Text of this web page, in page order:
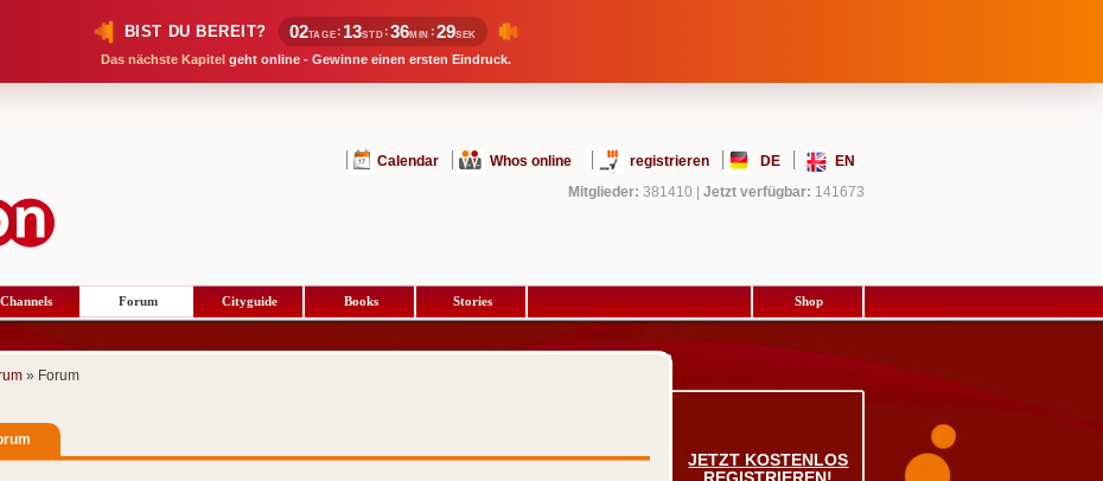
BIST DU BEREIT? 02TAGE : 13STD :36MIN :29SEK
Das nächste Kapitel geht online - Gewinne einen ersten Eindruck.
Calendar Whos online registrieren DE
EN
Mitglieder: 381410 Jetzt verfügbar: 141673
Channels Forum Cityguide Books Stories Shop
» Forum
JETZT KOSTENLOS